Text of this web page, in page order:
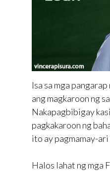
Isa sa mga
ang magkaroon ng
Nakapagbibigay
pagkakaroon ng
ito ay pagmamay-ari
Halos lahat ng mga